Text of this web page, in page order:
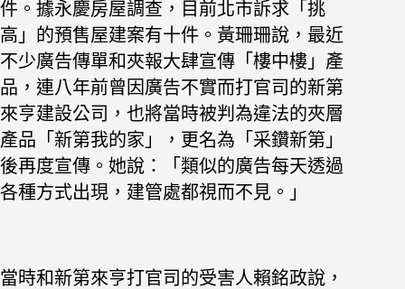
件。 據永慶房屋調查，目前北市訴求「挑
高」的預售屋建案有十件。黃珊珊說，最近
不少廣告傳單和夾報大肆宣傳「樓中樓」產
品，連八年前曾因廣告不實而打官司的新第
來亨建設公司，也將當時被判為違法的夾層
產品「新第我的家」，更名為「采鑽新第」
後再度宣傳。她說：「類似的廣告每天透過
各種方式出現，建管處都視而不見。」
當時和新第來亨打官司的受害人賴銘政說，